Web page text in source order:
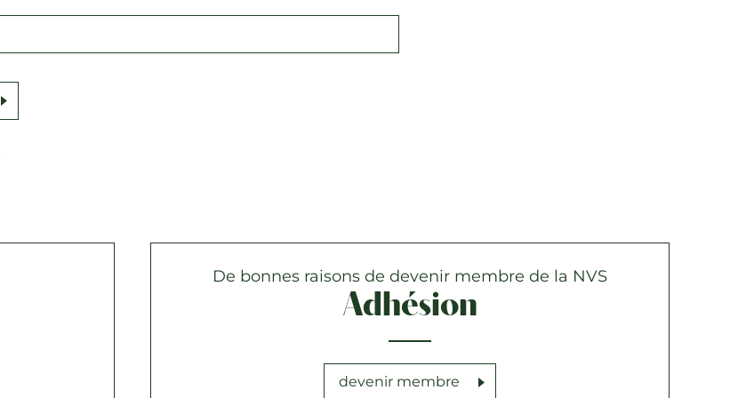
De bonnes raisons de devenir membre de la NVS
Adhésion
devenir membre